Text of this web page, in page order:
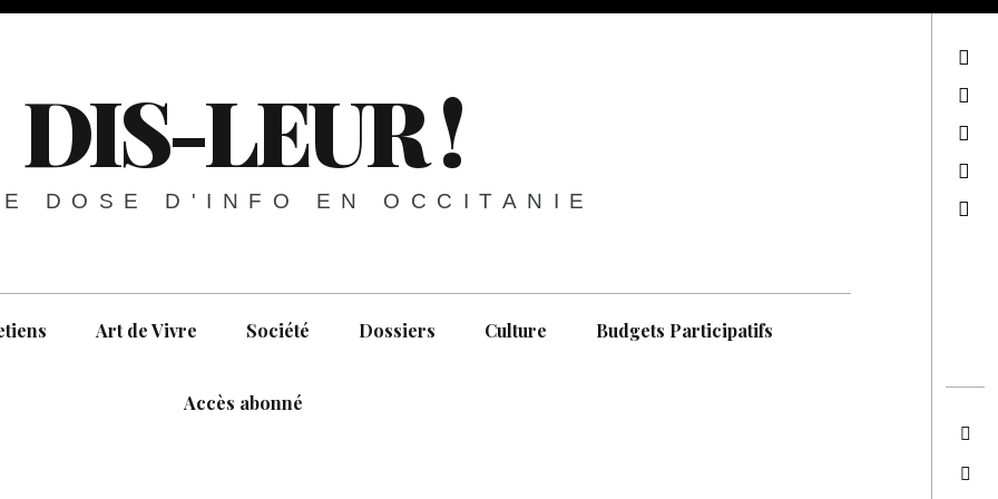
DIS-LEUR !
DOSE D'INFO EN OCCITANIE
Art de Vivre Société Dossiers Culture Budgets Participatifs
Accès abonné